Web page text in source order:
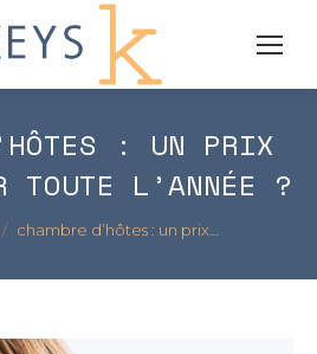
: UN PRIX
TOUTE L’ANNÉE ?
chambre d’hôtes : un prix…